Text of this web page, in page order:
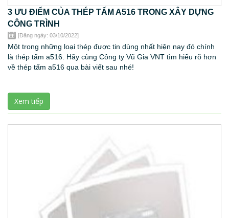
3 ƯU ĐIỂM CỦA THÉP TẤM A516 TRONG XÂY DỰNG
CÔNG TRÌNH
[Đăng ngày: 03/10/2022]
Một trong những loại thép được tin dùng nhất hiện nay đó chính
là thép tấm a516. Hãy cùng Công ty Vũ Gia VNT tìm hiểu rõ hơn
về thép tấm a516 qua bài viết sau nhé!
Xem tiếp